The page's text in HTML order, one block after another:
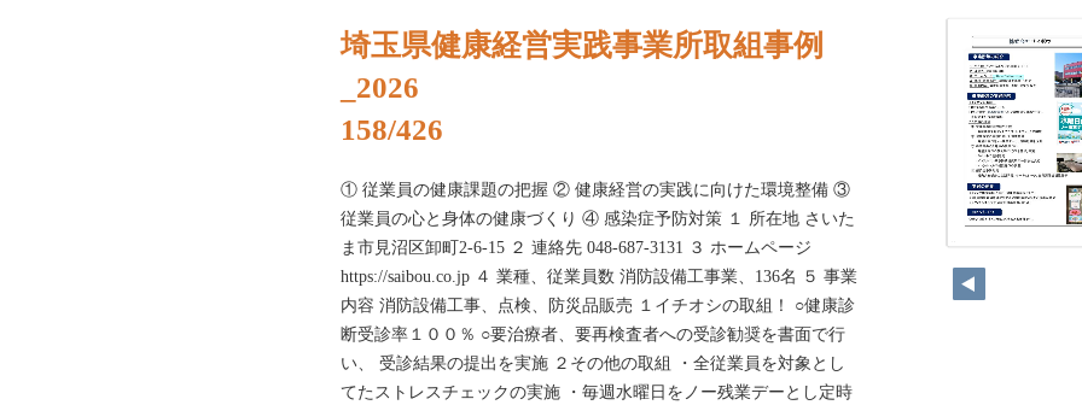
埼玉県健康経営実践事業所取組事例
_2026
158/426
① 従業員の健康課題の把握 ② 健康経営の実践に向けた環境整備 ③
従業員の心と身体の健康づくり ④ 感染症予防対策 １ 所在地 さいた
ま市見沼区卸町2-6-15 ２ 連絡先 048-687-3131 ３ ホームページ
https://saibou.co.jp ４ 業種、従業員数 消防設備工事業、136名 ５ 事業
内容 消防設備工事、点検、防災品販売 １イチオシの取組！ ○健康診
断受診率１００％ ○要治療者、要再検査者への受診勧奨を書面で行
い、 受診結果の提出を実施 ２その他の取組 ・全従業員を対象とし
てたストレスチェックの実施 ・毎週水曜日をノー残業デーとし定時